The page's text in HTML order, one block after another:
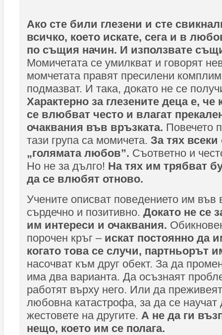
Ако сте били глезени и сте
всичко, което искате, сега и в
по същия начин. И използвате
Момичетата се умилкват и говорят
момчетата правят пресилени
подмазват. И така, докато не се
Характерно за глезените деца е, че
се влюбват често и влагат
очаквания във връзката. Повечето
тази група са момичета. За тях
„голямата любов”. Съответно и
Но не за дълго! На тях им трябват
да се влюбят отново.
Учените описват поведението им във
сърдечно и позитивно. Докато не се
им интереси и очаквания.
порочен кръг –искат постоянно да
когато това се случи, партньорът
насочват към друг обект. За да
има два варианта. Да осъзнаят
работят върху него. Или да
любовна катастрофа, за да се научат
жестовете на другите. А не да ги
нещо, което им се полага.